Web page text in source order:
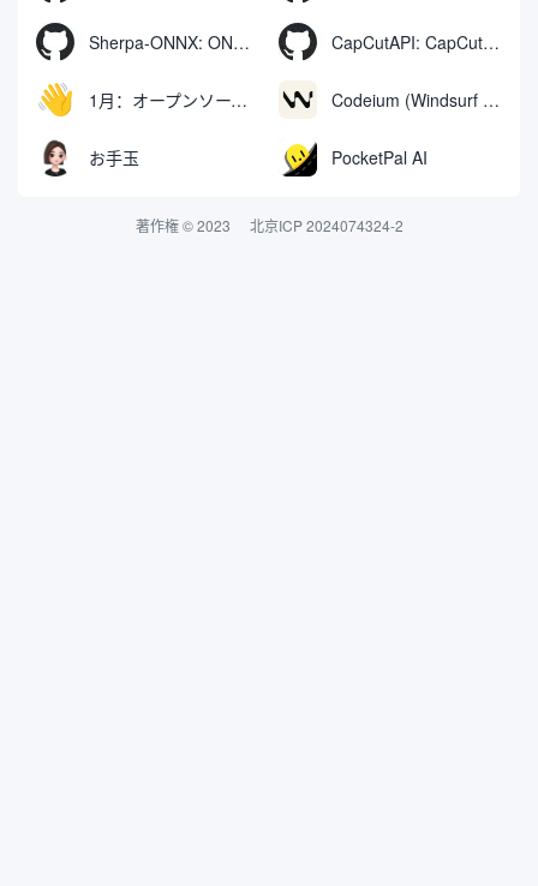
Sherpa-ONNX: ONNXRuntimeによるオフライン音声認識と合成 CapCutAPI: CapCutビデオクリップの自動制御用オープンソースツール
1月：オープンソースのオフラインAIアシスタント、ChatGPTの代替、ローカルAIモデルの実行またはクラウドAIへの接続 Codeium (Windsurf Editor): 無料のAIコード補完＆チャットツール。
お手玉 PocketPal AI
著作権 © 2023 北京ICP 2024074324-2